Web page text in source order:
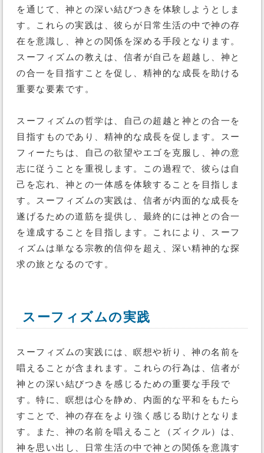
を通じて、神との深い結びつきを体験しようとしま
す。これらの実践は、彼らが日常生活の中で神の存
在を意識し、神との関係を深める手段となります。
スーフィズムの教えは、信者が自己を超越し、神と
の合一を目指すことを促し、精神的な成長を助ける
重要な要素です。
スーフィズムの哲学は、自己の超越と神との合一を
目指すものであり、精神的な成長を促します。スー
フィーたちは、自己の欲望やエゴを克服し、神の意
志に従うことを重視します。この過程で、彼らは自
己を忘れ、神との一体感を体験することを目指しま
す。スーフィズムの実践は、信者が内面的な成長を
遂げるための道筋を提供し、最終的には神との合一
を達成することを目指します。これにより、スーフ
ィズムは単なる宗教的信仰を超え、深い精神的な探
求の旅となるのです。
スーフィズムの実践
スーフィズムの実践には、瞑想や祈り、神の名前を
唱えることが含まれます。これらの行為は、信者が
神との深い結びつきを感じるための重要な手段で
す。特に、瞑想は心を静め、内面的な平和をもたら
すことで、神の存在をより強く感じる助けとなりま
す。また、神の名前を唱えること（ズィクル）は、
神を思い出し、日常生活の中で神との関係を意識す